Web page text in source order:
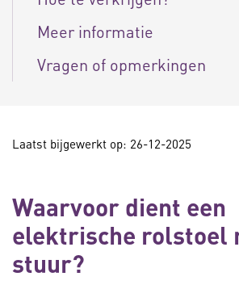
Meer informatie
Vragen of opmerkingen
Laatst bijgewerkt op: 26-12-2025
Waarvoor dient een
elektrische rolstoel
stuur?